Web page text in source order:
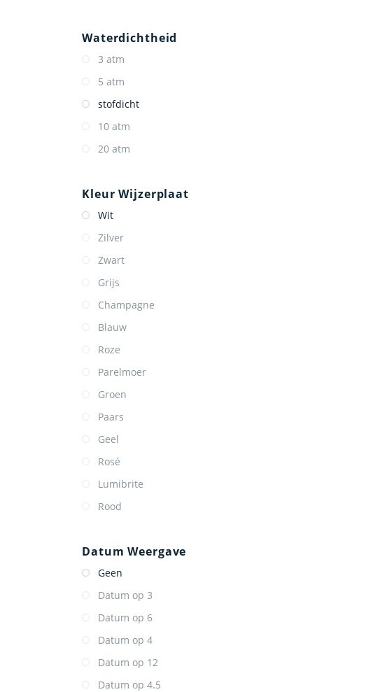
Waterdichtheid
3 atm
5 atm
stofdicht
10 atm
20 atm
Kleur Wijzerplaat
Wit
Zilver
Zwart
Grijs
Champagne
Blauw
Roze
Parelmoer
Groen
Paars
Geel
Rosé
Lumibrite
Rood
Datum Weergave
Geen
Datum op 3
Datum op 6
Datum op 4
Datum op 12
Datum op 4.5